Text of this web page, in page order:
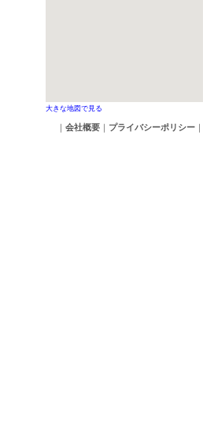
大きな地図で見る
｜ 会社概要 ｜ プライバシーポリシー ｜